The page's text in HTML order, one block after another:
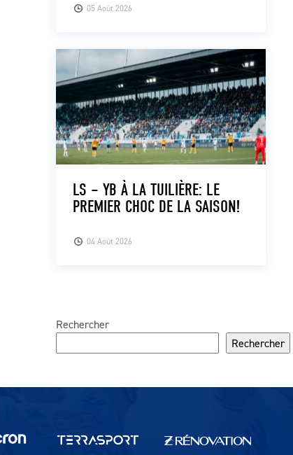
05 Août 2026
04 Août 2026
LS – YB À LA TUILIÈRE: LE
PREMIER CHOC DE LA SAISON!
Rechercher
Rechercher